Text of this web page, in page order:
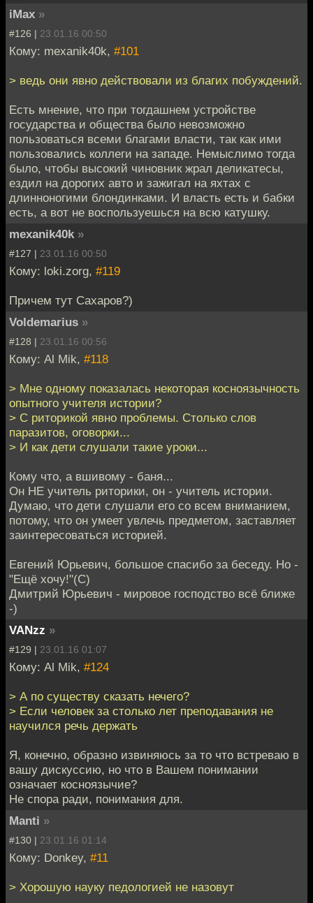
iMax »
#126 | 23.01.16 00:50
Кому: mexanik40k, #101
> ведь они явно действовали из благих побуждений.
Есть мнение, что при тогдашнем устройстве
государства и общества было невозможно
пользоваться всеми благами власти, так как ими
пользовались коллеги на западе. Немыслимо тогда
было, чтобы высокий чиновник жрал деликатесы,
ездил на дорогих авто и зажигал на яхтах с
длинноногими блондинками. И власть есть и бабки
есть, а вот не воспользуешься на всю катушку.
mexanik40k »
#127 | 23.01.16 00:50
Кому: loki.zorg, #119
Причем тут Сахаров?)
Voldemarius »
#128 | 23.01.16 00:56
Кому: Al Mik, #118
> Мне одному показалась некоторая косноязычность
опытного учителя истории?
> С риторикой явно проблемы. Столько слов
паразитов, оговорки...
> И как дети слушали такие уроки...
Кому что, а вшивому - баня...
Он НЕ учитель риторики, он - учитель истории.
Думаю, что дети слушали его со всем вниманием,
потому, что он умеет увлечь предметом, заставляет
заинтересоваться историей.
Евгений Юрьевич, большое спасибо за беседу. Но -
"Ещё хочу!"(С)
Дмитрий Юрьевич - мировое господство всё ближе
-)
VANzz »
#129 | 23.01.16 01:07
Кому: Al Mik, #124
> А по существу сказать нечего?
> Если человек за столько лет преподавания не
научился речь держать
Я, конечно, образно извиняюсь за то что встреваю в
вашу дискуссию, но что в Вашем понимании
означает косноязычие?
Не спора ради, понимания для.
Manti »
#130 | 23.01.16 01:14
Кому: Donkey, #11
> Хорошую науку педологией не назовут